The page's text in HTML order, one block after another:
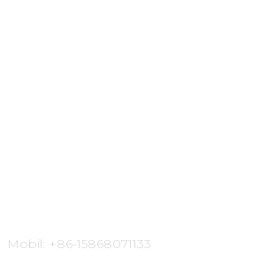
Mobil: +86-15868071133